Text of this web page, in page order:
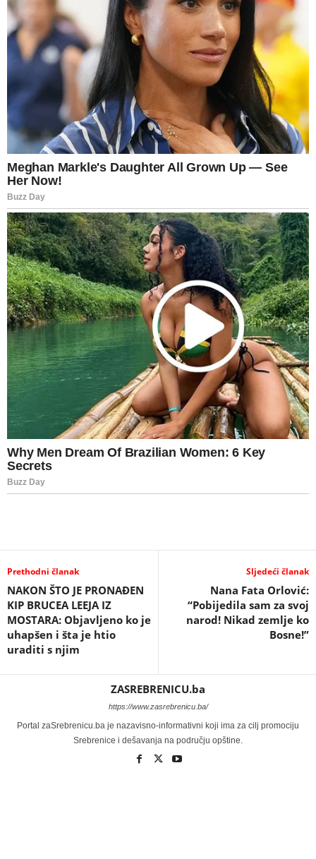
Prethodni članak
NAKON ŠTO JE PRONAĐEN
KIP BRUCEA LEEJA IZ
MOSTARA: Objavljeno ko je
uhapšen i šta je htio
uraditi s njim
Sljedeći članak
Nana Fata Orlović:
“Pobijedila sam za svoj
narod! Nikad zemlje ko
Bosne!”
ZASREBRENICU.ba
https://www.zasrebrenicu.ba/
Portal zaSrebrenicu.ba je nazavisno-informativni koji ima za cilj promociju
Srebrenice i dešavanja na području opštine.